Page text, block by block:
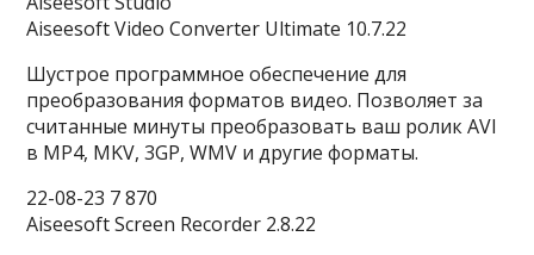
Aiseesoft Video Converter Ultimate 10.7.22
Шустрое программное обеспечение для
преобразования форматов видео. Позволяет за
считанные минуты преобразовать ваш ролик AVI
в MP4, MKV, 3GP, WMV и другие форматы.
22-08-23 7 870
Aiseesoft Screen Recorder 2.8.22